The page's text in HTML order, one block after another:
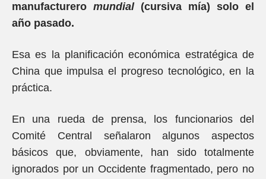
manufacturero mundial(cursiva mía) solo el
año pasado.
Esa es la planificación económica estratégica de
China que impulsa el progreso tecnológico, en la
práctica.
En una rueda de prensa, los funcionarios del
Comité Central señalaron algunos aspectos
básicos que, obviamente, han sido totalmente
ignorados por un Occidente fragmentado, pero no